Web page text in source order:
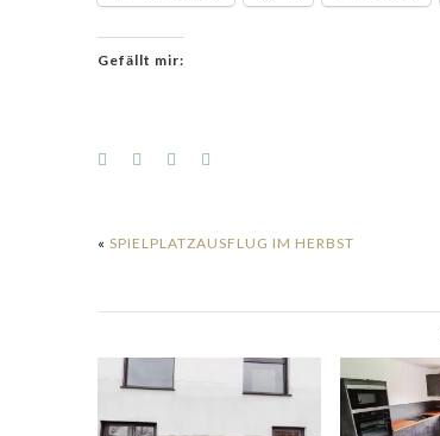
Gefällt mir:
« SPIELPLATZAUSFLUG IM HERBST